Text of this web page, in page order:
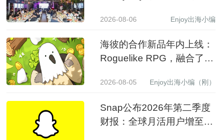
2026-08-06 Enjoy出海小编
海彼的合作新品年内上线：
Roguelike RPG，融合了
2026-08-05 Enjoy出海小编（刚）
Snap公布2026年第二季度
财报：全球月活用户增至